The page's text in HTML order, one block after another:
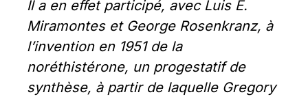
Il a en effet participé, avec Luis E.
Miramontes et George Rosenkranz, à
l’invention en 1951 de la
noréthistérone, un progestatif de
synthèse, à partir de laquelle Gregory